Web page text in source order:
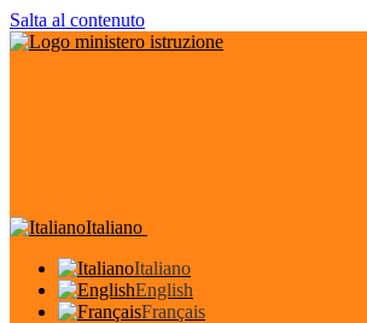
Salta al contenuto
Italiano
Italiano
English
Français